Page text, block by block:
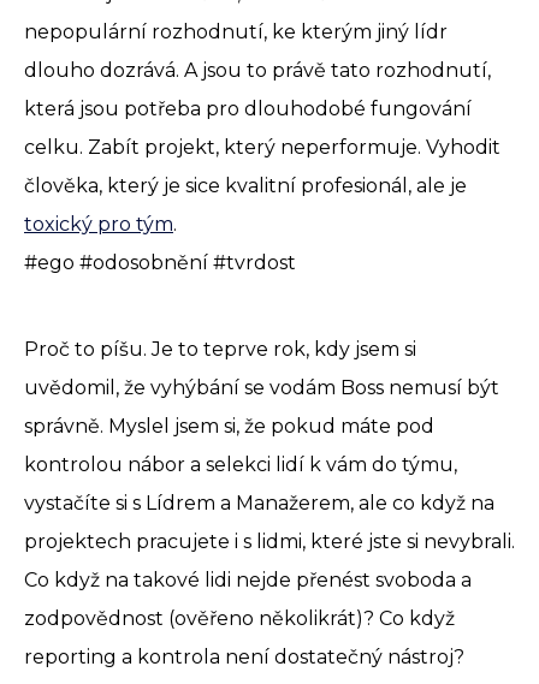
nepopulární rozhodnutí, ke kterým jiný lídr
dlouho dozrává. A jsou to právě tato rozhodnutí,
která jsou potřeba pro dlouhodobé fungování
celku. Zabít projekt, který neperformuje. Vyhodit
člověka, který je sice kvalitní profesionál, ale je
toxický pro tým.
#ego #odosobnění #tvrdost
Proč to píšu. Je to teprve rok, kdy jsem si
uvědomil, že vyhýbání se vodám Boss nemusí být
správně. Myslel jsem si, že pokud máte pod
kontrolou nábor a selekci lidí k vám do týmu,
vystačíte si s Lídrem a Manažerem, ale co když na
projektech pracujete i s lidmi, které jste si nevybrali.
Co když na takové lidi nejde přenést svoboda a
zodpovědnost (ověřeno několikrát)? Co když
reporting a kontrola není dostatečný nástroj?